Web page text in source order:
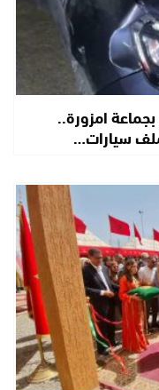
امزورة..
سيارات…